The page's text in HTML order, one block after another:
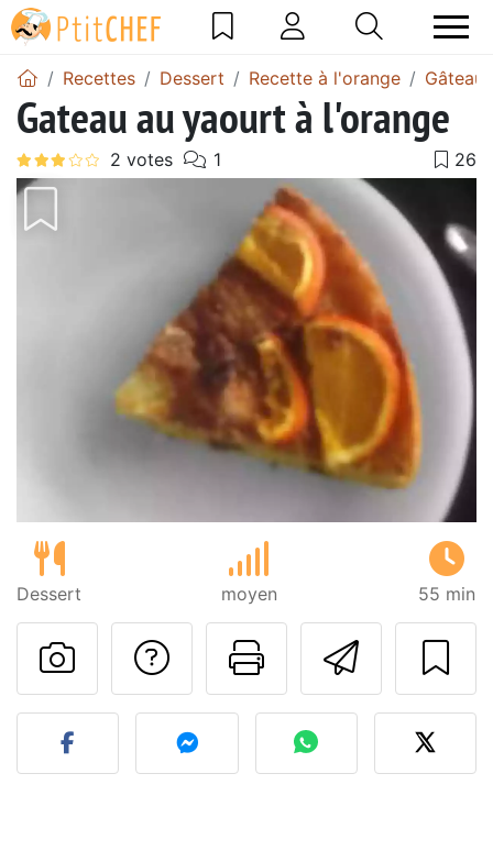
Recettes Dessert Recette à l'orange Gâteau
Gateau au yaourt à l'orange
Dessert moyen 55 min
Imprimer
Poser une
Publier votre photo de